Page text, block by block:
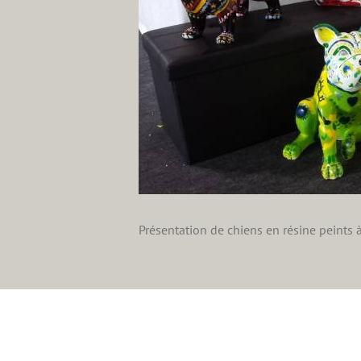
Présentation de chiens en résine peints